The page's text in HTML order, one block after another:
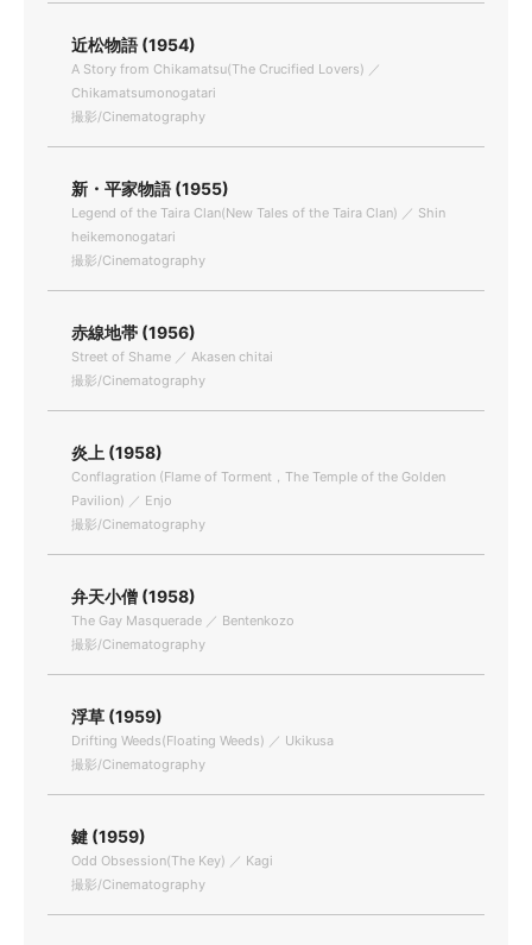
近松物語 (1954)
A Story from Chikamatsu(The Crucified Lovers) ／
Chikamatsumonogatari
撮影/Cinematography
新・平家物語 (1955)
Legend of the Taira Clan(New Tales of the Taira Clan) ／ Shin
heikemonogatari
撮影/Cinematography
赤線地帯 (1956)
Street of Shame ／ Akasen chitai
撮影/Cinematography
炎上 (1958)
Conflagration (Flame of Torment，The Temple of the Golden
Pavilion) ／ Enjo
撮影/Cinematography
弁天小僧 (1958)
The Gay Masquerade ／ Bentenkozo
撮影/Cinematography
浮草 (1959)
Drifting Weeds(Floating Weeds) ／ Ukikusa
撮影/Cinematography
鍵 (1959)
Odd Obsession(The Key) ／ Kagi
撮影/Cinematography